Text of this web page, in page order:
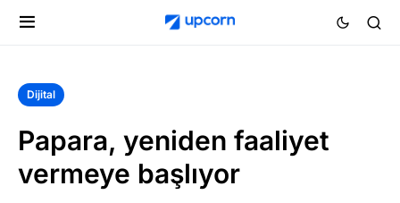
Dijital
Papara, yeniden faaliyet
vermeye başlıyor